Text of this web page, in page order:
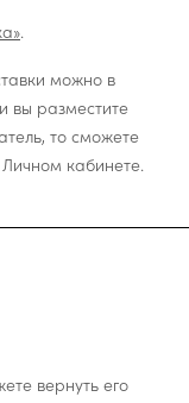
.
можно в
вы разместите
то сможете
кабинете.
вернуть его